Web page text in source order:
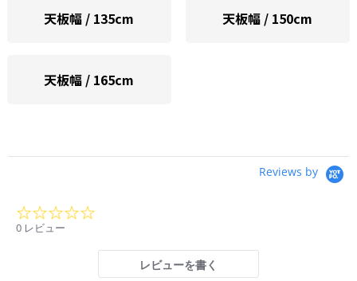
天板幅 / 135cm 天板幅 / 150cm
天板幅 / 165cm
Reviews by
0 レビュー
レビューを書く